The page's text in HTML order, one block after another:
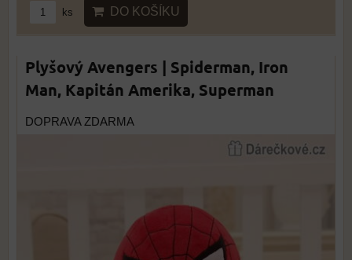
ks DO KOŠÍKU
Plyšový Avengers | Spiderman, Iron
Man, Kapitán Amerika, Superman
DOPRAVA ZDARMA